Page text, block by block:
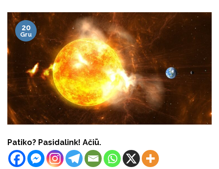
20
Gru
Patiko? Pasidalink! Ačiū.